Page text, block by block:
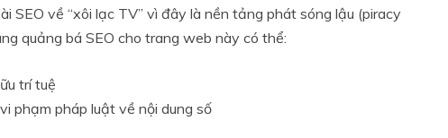
SEO về “xôi lạc TV” vì đây là nền tảng phát sóng lậu (piracy
quảng bá SEO cho trang web này có thể:
trí tuệ
phạm pháp luật về nội dung số